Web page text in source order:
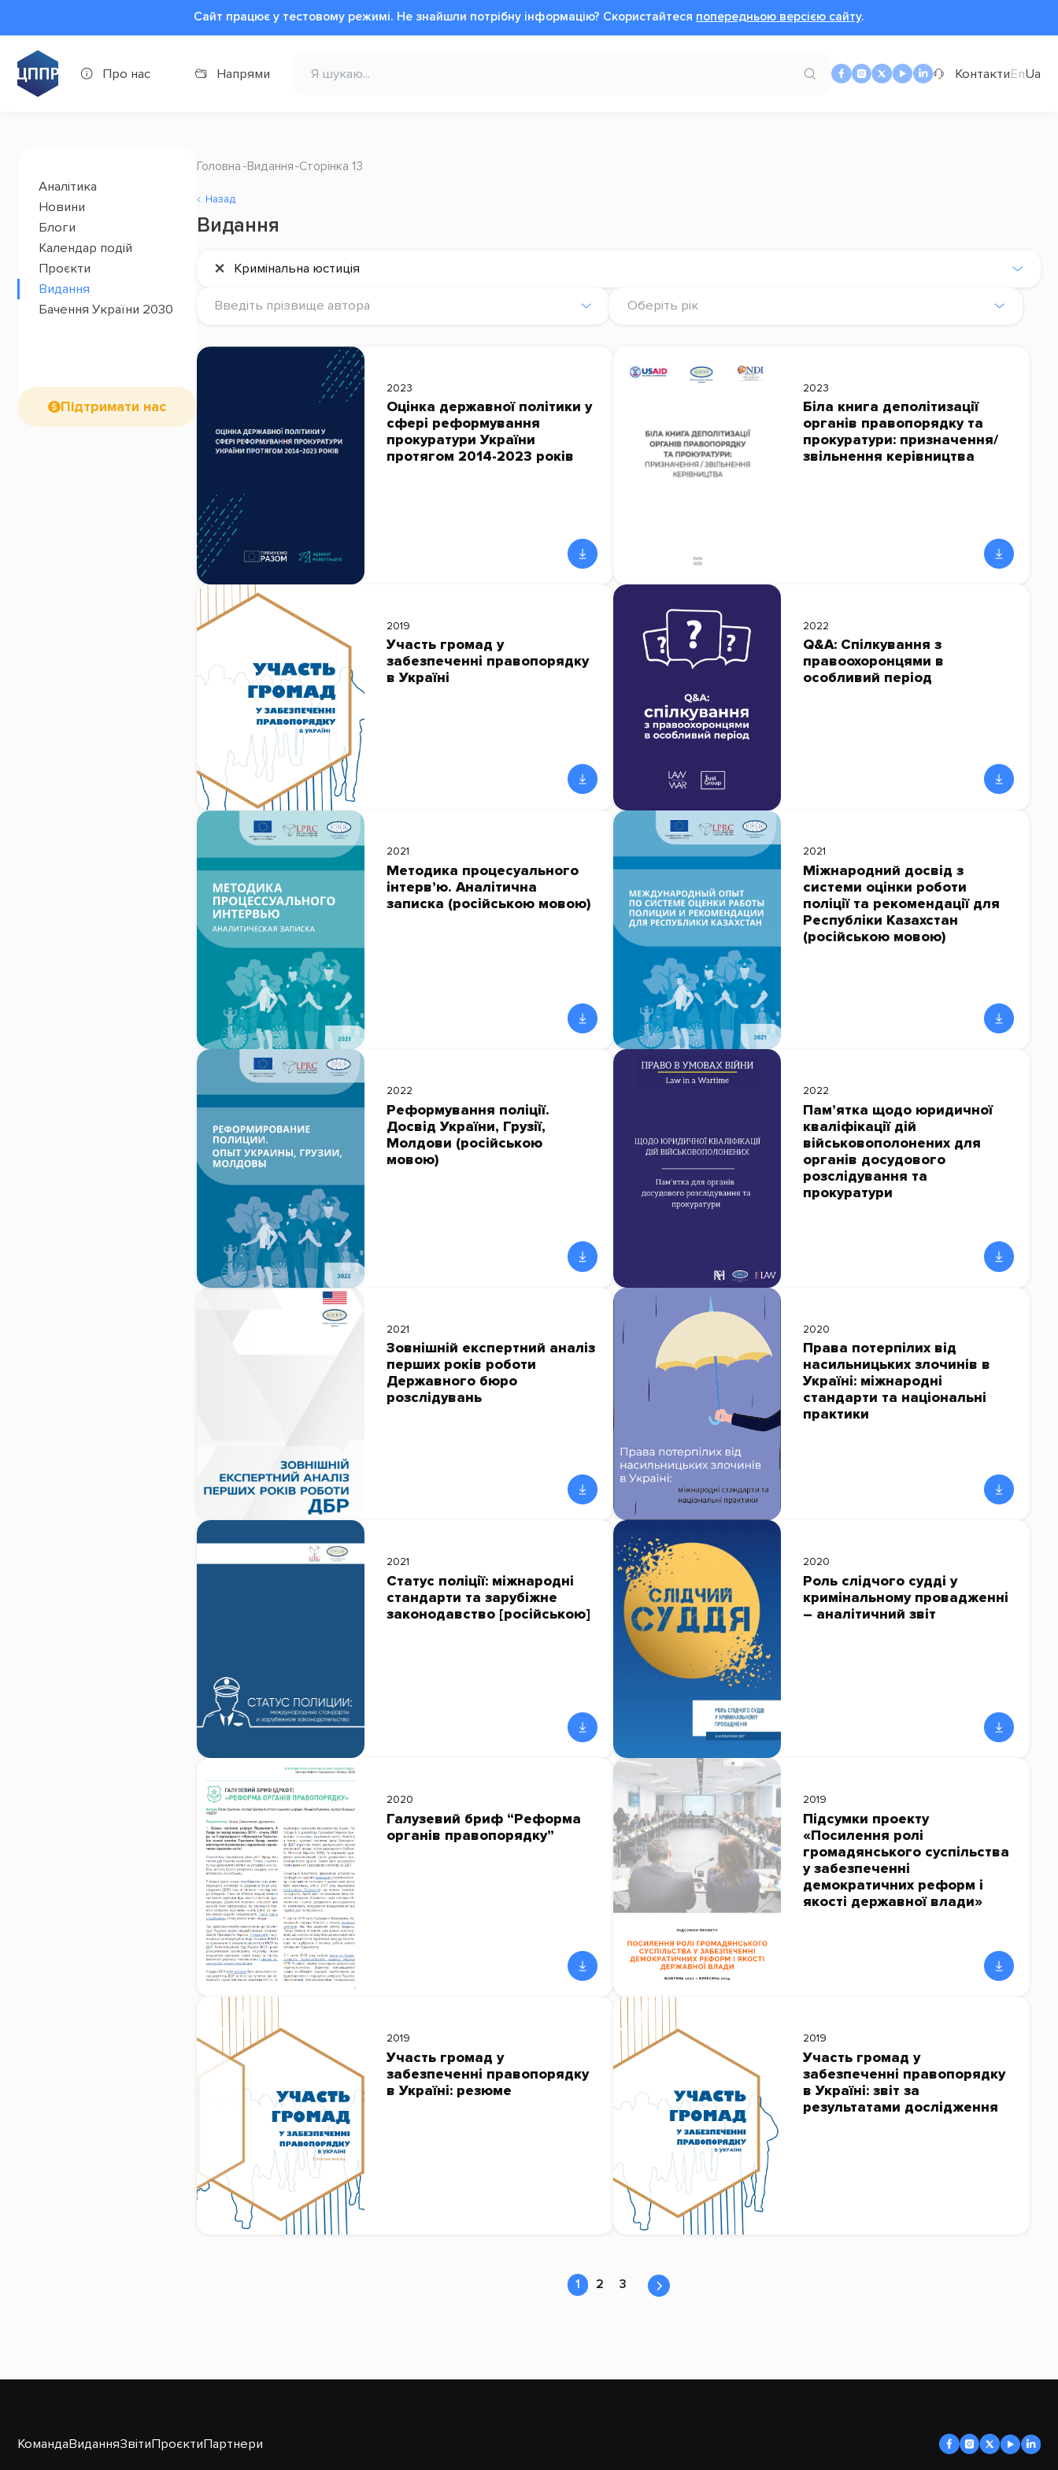
Сайт працює у тестовому режимі. Не знайшли потрібну інформацію? Cкористайтеся попередньою версією сайту.
Про нас Напрями КонтактиEnUa
Аналітика
Новини
Блоги
Календар подій
Проєкти
Видання
Бачення України 2030
Підтримати нас
Головна Видання Сторінка 13
Назад
Видання
× Кримінальна юстиція
Введіть прізвище автора Оберіть рік
2023
Оцінка державної політики у
сфері реформування
прокуратури України
протягом 2014-2023 років
2023
Біла книга деполітизації
органів правопорядку та
прокуратури: призначення/
звільнення керівництва
2019
Участь громад у
забезпеченні правопорядку
в Україні
2022
Q&A: Спілкування з
правоохоронцями в
особливий період
2021
Методика процесуального
інтерв’ю. Аналітична
записка (російською мовою)
2021
Міжнародний досвід з
системи оцінки роботи
поліції та рекомендації для
Республіки Казахстан
(російською мовою)
2022
Реформування поліції.
Досвід України, Грузії,
Молдови (російською
мовою)
2022
Пам’ятка щодо юридичної
кваліфікації дій
військовополонених для
органів досудового
розслідування та
прокуратури
2021
Зовнішній експертний аналіз
перших років роботи
Державного бюро
розслідувань
2020
Права потерпілих від
насильницьких злочинів в
Україні: міжнародні
стандарти та національні
практики
2021
Статус поліції: міжнародні
стандарти та зарубіжне
законодавство [російською]
2020
Роль слідчого судді у
кримінальному провадженні
– аналітичний звіт
2020
Галузевий бриф “Реформа
органів правопорядку”
2019
Підсумки проекту
«Посилення ролі
громадянського суспільства
у забезпеченні
демократичних реформ і
якості державної влади»
2019
Участь громад у
забезпеченні правопорядку
в Україні: резюме
2019
Участь громад у
забезпеченні правопорядку
в Україні: звіт за
результатами дослідження
1 2 3
КомандаВиданняЗвітиПроєктиПартнери